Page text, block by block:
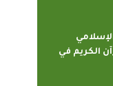
الكريم في